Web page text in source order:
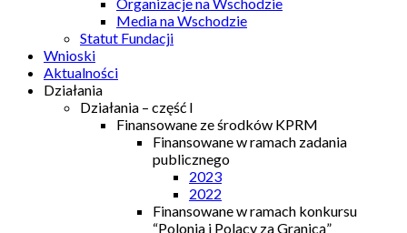
Media na Wschodzie
Statut Fundacji
Wnioski
Aktualności
Działania
Działania – część I
Finansowane ze środków KPRM
Finansowane w ramach zadania
publicznego
2023
2022
Finansowane w ramach konkursu
“Polonia i Polacy za Granicą”